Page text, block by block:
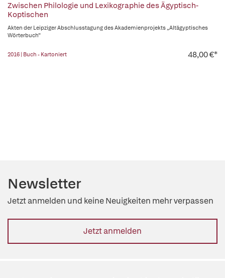
Zwischen Philologie und Lexikographie des Ägyptisch-
Koptischen
Akten der Leipziger Abschlusstagung des Akademienprojekts „Altägyptisches
Wörterbuch“
2016 | Buch - Kartoniert 48,00 €*
Newsletter
Jetzt anmelden und keine Neuigkeiten mehr verpassen
Jetzt anmelden